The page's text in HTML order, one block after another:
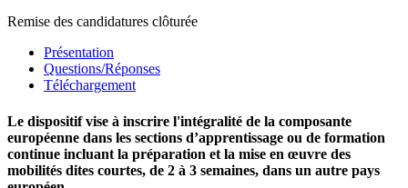
Remise des candidatures clôturée
Présentation
Questions/Réponses
Téléchargement
Le dispositif vise à inscrire l'intégralité de la composante
européenne dans les sections d’apprentissage ou de formation
continue incluant la préparation et la mise en œuvre des
mobilités dites courtes, de 2 à 3 semaines, dans un autre pays